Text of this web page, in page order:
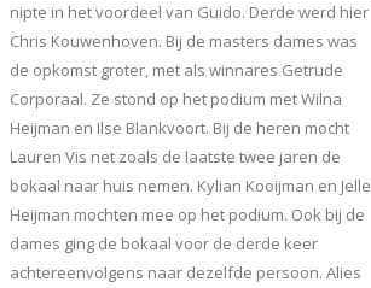
nipte in het voordeel van Guido. Derde werd hier
Chris Kouwenhoven. Bij de masters dames was
de opkomst groter, met als winnares Getrude
Corporaal. Ze stond op het podium met Wilna
Heijman en Ilse Blankvoort. Bij de heren mocht
Lauren Vis net zoals de laatste twee jaren de
bokaal naar huis nemen. Kylian Kooijman en Jelle
Heijman mochten mee op het podium. Ook bij de
dames ging de bokaal voor de derde keer
achtereenvolgens naar dezelfde persoon. Alies